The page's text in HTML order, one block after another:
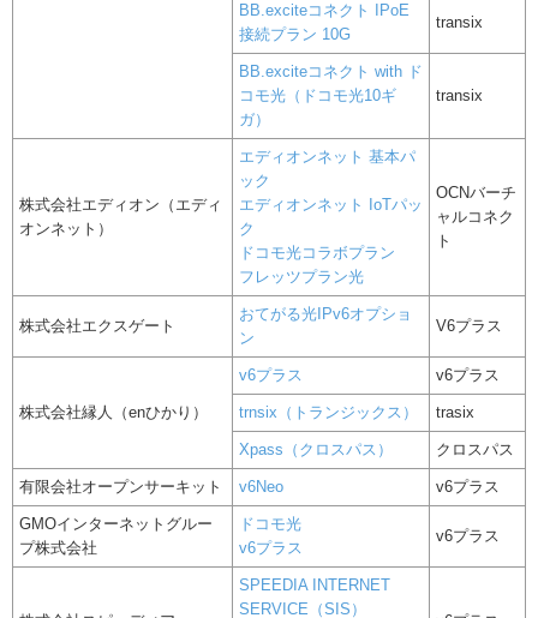
BB.exciteコネクト IPoE
接続プラン 10G
transix
BB.exciteコネクト with ド
コモ光（ドコモ光10ギ
ガ）
transix
株式会社エディオン（エディ
オンネット）
エディオンネット 基本パ
ック
エディオンネット IoTパッ
ク
ドコモ光コラボプラン
フレッツプラン光
OCNバーチ
ャルコネク
ト
株式会社エクスゲート
おてがる光IPv6オプショ
ン
V6プラス
株式会社縁人（enひかり）
v6プラス v6プラス
trnsix（トランジックス） trasix
Xpass（クロスパス） クロスパス
有限会社オープンサーキット v6Neo v6プラス
GMOインターネットグルー
プ株式会社
ドコモ光
v6プラス
v6プラス
SPEEDIA INTERNET
SERVICE（SIS）